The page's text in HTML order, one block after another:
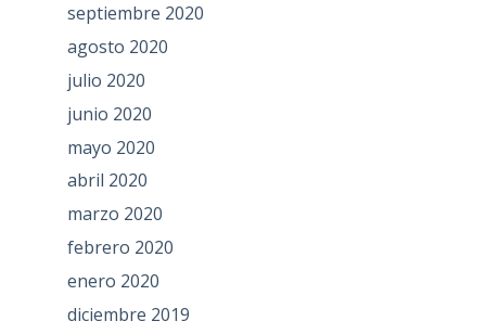
septiembre 2020
agosto 2020
julio 2020
junio 2020
mayo 2020
abril 2020
marzo 2020
febrero 2020
enero 2020
diciembre 2019